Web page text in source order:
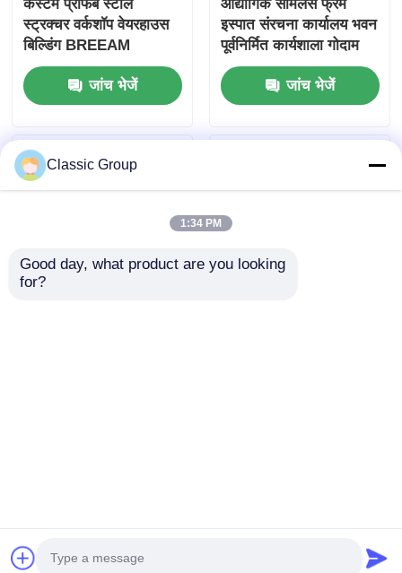
कस्टम प्रीफैब स्टील
स्ट्रक्चर वर्कशॉप वेयरहाउस
बिल्डिंग BREEAM
प्रमाणित
जांच भेजें
औद्योगिक सीमलेस फ्रेम
इस्पात संरचना कार्यालय भवन
पूर्वनिर्मित कार्यशाला गोदाम
जांच भेजें
2026 Classic Heavy Industry Group Co.,Ltd. All
Classic Group
1:34 PM
Good day, what product are you looking
for?